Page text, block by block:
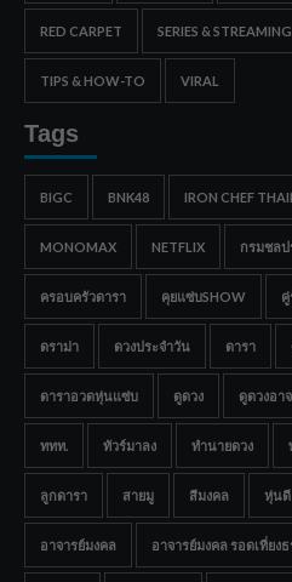
RED CARPET SERIES & STREAMING
TIPS & HOW-TO VIRAL
Tags
BIGC BNK48 IRON CHEF
MONOMAX NETFLIX กรมชล
ครอบครัวดารา คุยแซ่บSHOW คู่
ดราม่า ดวงประจำวัน ดารา
ดาราอวดหุ่นแซ่บ ดูดวง ดูดวงอา
ททท. ทัวร์มาลง ทำนายดวง
ลูกดารา สายมู สีมงคล หุ่นดี
อาจารย์มงคล อาจารย์มงคล รอดเที่ยง